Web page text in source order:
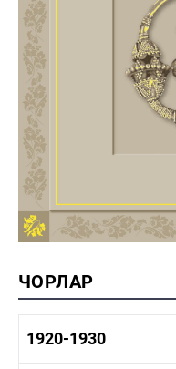
ЧОРЛАР
1920-1930